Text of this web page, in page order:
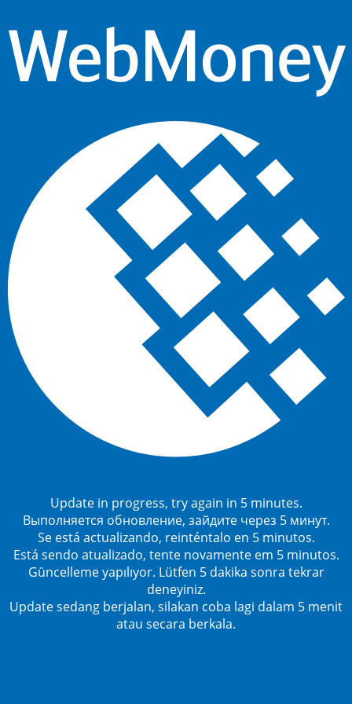
Update in progress, try again in 5 minutes.
Выполняется обновление, зайдите через 5 минут.
Se está actualizando, reinténtalo en 5 minutos.
Está sendo atualizado, tente novamente em 5 minutos.
Güncelleme yapılıyor. Lütfen 5 dakika sonra tekrar
deneyiniz.
Update sedang berjalan, silakan coba lagi dalam 5 menit
atau secara berkala.